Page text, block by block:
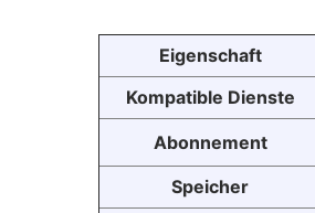
Eigenschaft
Kompatible Dienste
Abonnement
Speicher